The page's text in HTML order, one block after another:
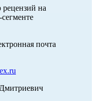
на
почта